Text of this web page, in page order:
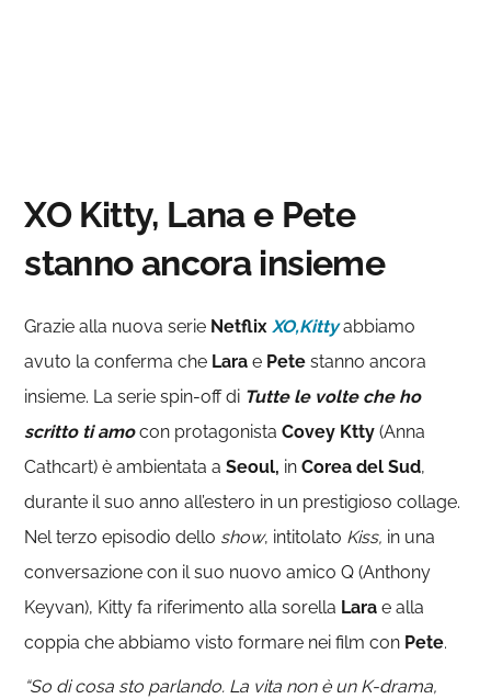
XO Kitty, Lana e Pete
stanno ancora insieme
Grazie alla nuova serie NetflixXO,Kitty abbiamo
avuto la conferma che Larae Petestanno ancora
insieme. La serie spin-off di Tutte le volte che ho
scritto ti amocon protagonistaCovey Ktty(Anna
Cathcart) è ambientata aSeoul, inCorea del Sud,
durante il suo anno all’estero in un prestigioso collage.
Nel terzo episodio dello show, intitolato Kiss, in una
conversazione con il suo nuovo amico Q (Anthony
Keyvan), Kitty fa riferimento alla sorella Lara e alla
coppia che abbiamo visto formare nei film con Pete.
“So di cosa sto parlando. La vita non è un K-drama,